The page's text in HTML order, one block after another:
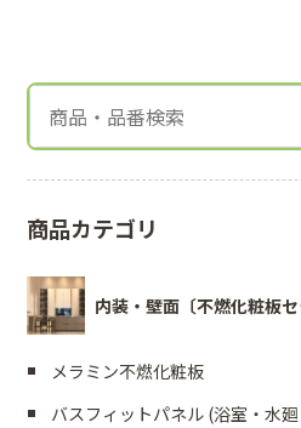
商品カテゴリ
内装・壁面〔不燃化粧板
メラミン不燃化粧板
バスフィットパネル (浴室・水